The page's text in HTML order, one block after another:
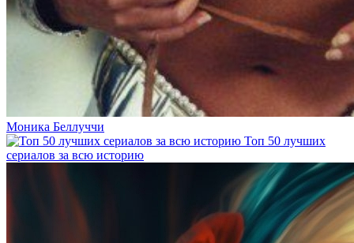
Моника Беллуччи
Топ 50 лучших
сериалов за всю историю